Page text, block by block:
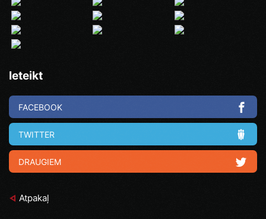
Ieteikt
FACEBOOK
TWITTER
DRAUGIEM
Atpakaļ